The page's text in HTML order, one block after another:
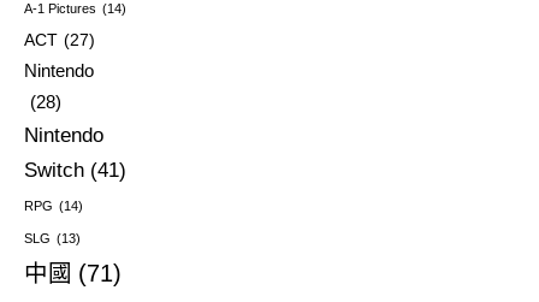
A-1 Pictures (14)
ACT (27)
Nintendo
(28)
Nintendo
Switch (41)
RPG (14)
SLG (13)
中國 (71)